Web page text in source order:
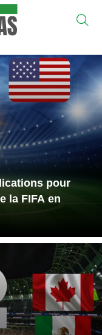
pour
la FIFA en